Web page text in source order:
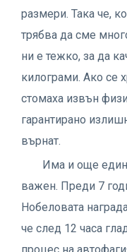
размери. Така че,
трябва да сме
ни е тежко, за да
килограми. Ако се
стомаха извън
гарантирано
върнат.
Има и още един
важен. Преди 7
Нобеловата
че след 12 часа